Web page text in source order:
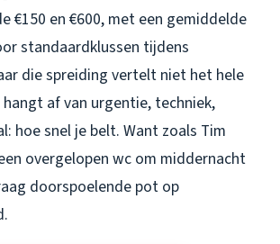
€150 en €600, met een gemiddelde
standaardklussen tijdens
die spreiding vertelt niet het hele
hangt af van urgentie, techniek,
hoe snel je belt. Want zoals Tim
overgelopen wc om middernacht
doorspoelende pot op